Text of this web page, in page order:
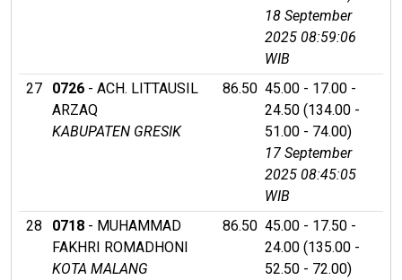
18 September
2025 08:59:06
WIB
27
0726 - ACH. LITTAUSIL
ARZAQ
KABUPATEN GRESIK
86.50 45.00 - 17.00 -
24.50 (134.00 -
51.00 - 74.00)
17 September
2025 08:45:05
WIB
28
0718 - MUHAMMAD
FAKHRI ROMADHONI
KOTA MALANG
86.50 45.00 - 17.50 -
24.00 (135.00 -
52.50 - 72.00)